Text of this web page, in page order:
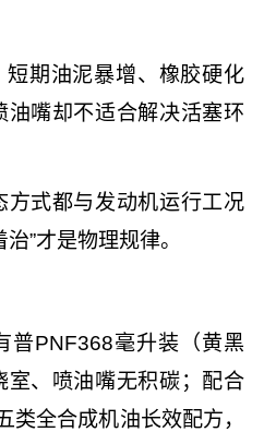
期油泥暴增、橡胶硬化
油嘴却不适合解决活塞环
方式都与发动机运行工况
”才是物理规律。
普PNF368毫升装（黄黑
室、喷油嘴无积碳；配合
类全合成机油长效配方，